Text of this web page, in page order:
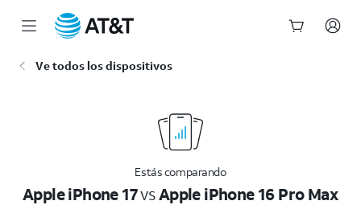
Ve todos los dispositivos
Estás comparando
Apple iPhone 17vsApple iPhone 16 Pro Max